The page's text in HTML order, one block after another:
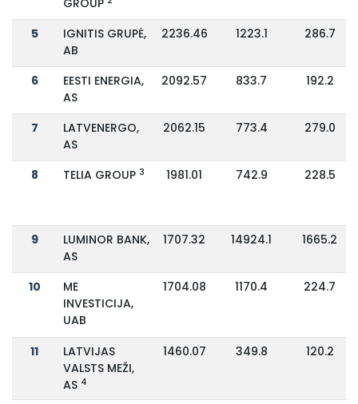
5
IGNITIS GRUPĖ,
AB
2236.46 1223.1 286.7
6
EESTI ENERGIA,
AS
2092.57 833.7 192.2
7
LATVENERGO,
AS
2062.15 773.4 279.0
8 TELIA GROUP 3 1981.01 742.9 228.5
9
LUMINOR BANK,
AS
1707.32 14924.1 1665.2
10
ME
INVESTICIJA,
UAB
1704.08 1170.4 224.7
11
LATVIJAS
VALSTS MEŽI,
AS 4
1460.07 349.8 120.2